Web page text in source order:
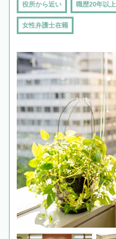
役所から近い 職歴20年以上
女性弁護士在籍